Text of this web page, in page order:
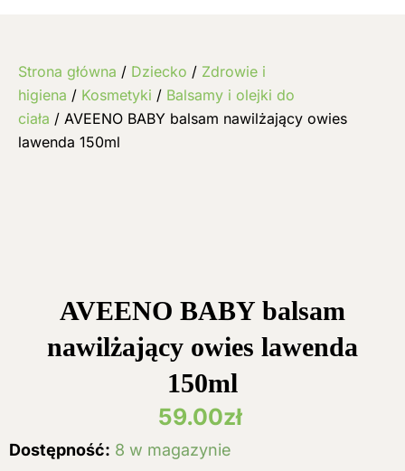
Strona główna / Dziecko / Zdrowie i
higiena / Kosmetyki / Balsamy i olejki do
ciała / AVEENO BABY balsam nawilżający owies
lawenda 150ml
AVEENO BABY balsam
nawilżający owies lawenda
150ml
59.00zł
Dostępność: 8 w magazynie
ilość
AVEENO